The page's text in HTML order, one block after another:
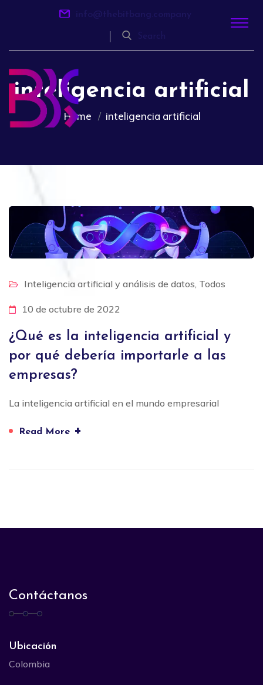
info@thebitbang.company
Search
inteligencia artificial
Home inteligencia artificial
Inteligencia artificial y análisis de datos, Todos
10 de octubre de 2022
¿Qué es la inteligencia artificial y
por qué debería importarle a las
empresas?
La inteligencia artificial en el mundo empresarial
Read More +
Contáctanos
Ubicación
Colombia